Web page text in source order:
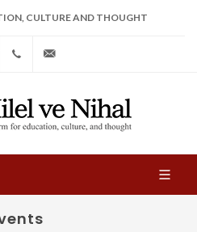
CULTURE AND THOUGHT
Youtube +90
533
31